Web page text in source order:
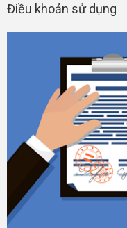
Điều khoản sử dụng